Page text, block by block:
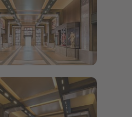
Bildergalerie öffnen